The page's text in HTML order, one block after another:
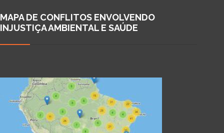
MAPA DE CONFLITOS ENVOLVENDO
INJUSTIÇA AMBIENTAL E SAÚDE